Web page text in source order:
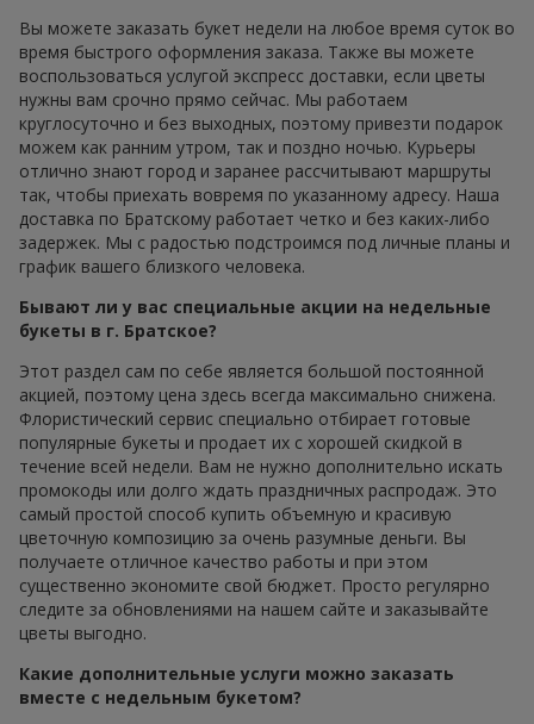
Вы можете заказать букет недели на любое время суток во
время быстрого оформления заказа. Также вы можете
воспользоваться услугой экспресс доставки, если цветы
нужны вам срочно прямо сейчас. Мы работаем
круглосуточно и без выходных, поэтому привезти подарок
можем как ранним утром, так и поздно ночью. Курьеры
отлично знают город и заранее рассчитывают маршруты
так, чтобы приехать вовремя по указанному адресу. Наша
доставка по Братскому работает четко и без каких-либо
задержек. Мы с радостью подстроимся под личные планы и
график вашего близкого человека.
Бывают ли у вас специальные акции на недельные
букеты в г. Братское?
Этот раздел сам по себе является большой постоянной
акцией, поэтому цена здесь всегда максимально снижена.
Флористический сервис специально отбирает готовые
популярные букеты и продает их с хорошей скидкой в
течение всей недели. Вам не нужно дополнительно искать
промокоды или долго ждать праздничных распродаж. Это
самый простой способ купить объемную и красивую
цветочную композицию за очень разумные деньги. Вы
получаете отличное качество работы и при этом
существенно экономите свой бюджет. Просто регулярно
следите за обновлениями на нашем сайте и заказывайте
цветы выгодно.
Какие дополнительные услуги можно заказать
вместе с недельным букетом?